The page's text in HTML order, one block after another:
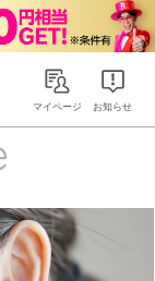
マイページ お知らせ